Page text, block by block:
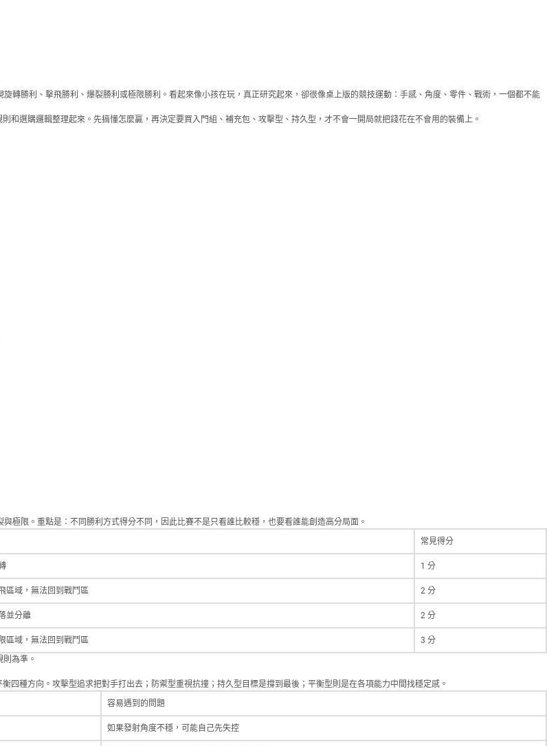
轉勝利、擊飛勝利、爆裂勝利或極限勝利。看起來像小孩在玩，真正研究起來，卻很像桌上版的競技運動：手感、角度、零件、戰術，一個都不能
選購邏輯整理起來。先搞懂怎麼贏，再決定要買入門組、補充包、攻擊型、持久型，才不會一開局就把錢花在不會用的裝備上。
極限。重點是：不同勝利方式得分不同，因此比賽不是只看誰比較穩，也要看誰能創造高分局面。
常見得分
1 分
區域，無法回到戰鬥區 2 分
並分離 2 分
區域，無法回到戰鬥區
3 分
為準。
種方向。攻擊型追求把對手打出去；防禦型重視抗撞；持久型目標是撐到最後；平衡型則是在各項能力中間找穩定感。
容易遇到的問題
如果發射角度不穩，可能自己先失控